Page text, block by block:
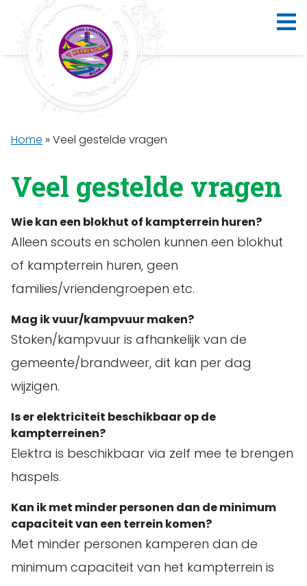
Home » Veel gestelde vragen
Veel gestelde vragen
Wie kan een blokhut of kampterrein huren?
Alleen scouts en scholen kunnen een blokhut
of kampterrein huren, geen
families/vriendengroepen etc.
Mag ik vuur/kampvuur maken?
Stoken/kampvuur is afhankelijk van de
gemeente/brandweer, dit kan per dag
wijzigen.
Is er elektriciteit beschikbaar op de
kampterreinen?
Elektra is beschikbaar via zelf mee te brengen
haspels.
Kan ik met minder personen dan de minimum
capaciteit van een terrein komen?
Met minder personen kamperen dan de
minimum capaciteit van het kampterrein is